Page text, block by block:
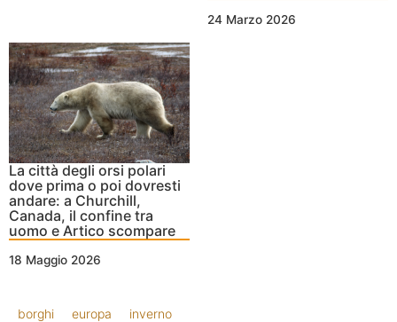
24 Marzo 2026
La città degli orsi polari
dove prima o poi dovresti
andare: a Churchill,
Canada, il confine tra
uomo e Artico scompare
18 Maggio 2026
borghi europa inverno